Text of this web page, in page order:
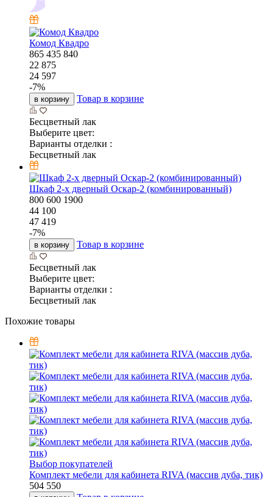
Комод Квадро
865 435 840
22 875
24 597
-7%
в корзину Товар в корзине
Бесцветный лак
Выберите цвет:
Варианты отделки :
Бесцветный лак
Шкаф 2-х дверный Оскар-2 (комбинированный)
800 600 1900
44 100
47 419
-7%
в корзину Товар в корзине
Бесцветный лак
Выберите цвет:
Варианты отделки :
Бесцветный лак
Похожие товары
Выбор покупателей
Комплект мебели для кабинета RIVA (массив дуба, тик)
504 550